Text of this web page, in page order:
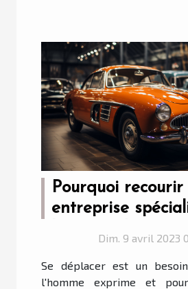
Pourquoi
entreprise
?
Dim. 9 avril 2023
Se déplacer est un
l'homme exprime et